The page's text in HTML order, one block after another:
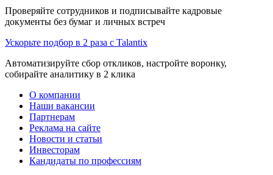
Проверяйте сотрудников и подписывайте кадровые
документы без бумаг и личных встреч
Ускорьте подбор в 2 раза с Talantix
Автоматизируйте сбор откликов, настройте воронку,
собирайте аналитику в 2 клика
О компании
Наши вакансии
Партнерам
Реклама на сайте
Новости и статьи
Инвесторам
Кандидаты по профессиям